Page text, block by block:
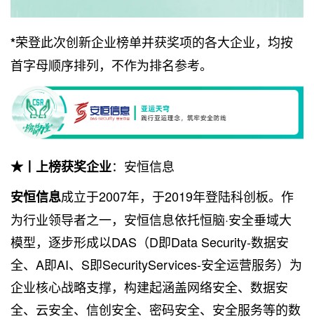
*荣登此次创新企业榜单并获奖项的各大企业，均按
首字母顺序排列，不作为排名参考。
★丨上榜获奖企业：安恒信息
安恒信息成立于2007年，于2019年登陆科创板。作
为行业领导者之一，安恒信息依托恒脑·安全垂域大
模型，逐步形成以DAS（D即Data Security-数据安
全、A即AI、S即SecurityServices-安全运营服务）为
企业核心战略支撑，构建起涵盖网络安全、数据安
全、云安全、信创安全、密码安全、安全服务等的数